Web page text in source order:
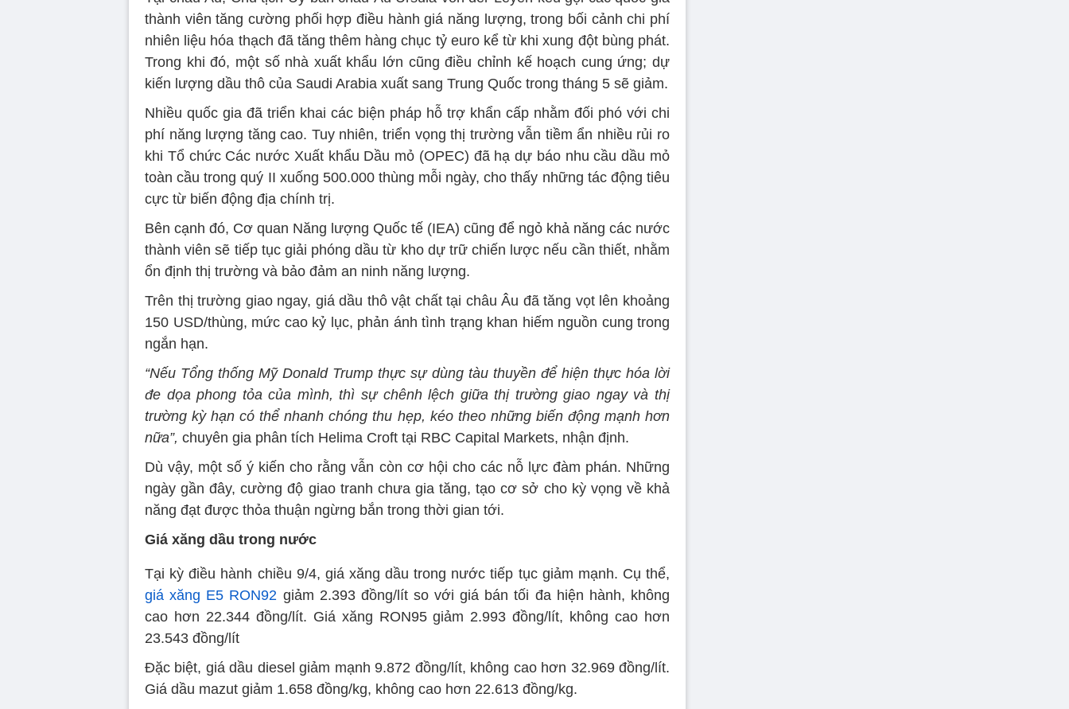
thành viên tăng cường phối hợp điều hành giá năng lượng, trong bối cảnh chi phí
nhiên liệu hóa thạch đã tăng thêm hàng chục tỷ euro kể từ khi xung đột bùng phát.
Trong khi đó, một số nhà xuất khẩu lớn cũng điều chỉnh kế hoạch cung ứng; dự
kiến lượng dầu thô của Saudi Arabia xuất sang Trung Quốc trong tháng 5 sẽ giảm.
Nhiều quốc gia đã triển khai các biện pháp hỗ trợ khẩn cấp nhằm đối phó với chi
phí năng lượng tăng cao. Tuy nhiên, triển vọng thị trường vẫn tiềm ẩn nhiều rủi ro
khi Tổ chức Các nước Xuất khẩu Dầu mỏ (OPEC) đã hạ dự báo nhu cầu dầu mỏ
toàn cầu trong quý II xuống 500.000 thùng mỗi ngày, cho thấy những tác động tiêu
cực từ biến động địa chính trị.
Bên cạnh đó, Cơ quan Năng lượng Quốc tế (IEA) cũng để ngỏ khả năng các nước
thành viên sẽ tiếp tục giải phóng dầu từ kho dự trữ chiến lược nếu cần thiết, nhằm
ổn định thị trường và bảo đảm an ninh năng lượng.
Trên thị trường giao ngay, giá dầu thô vật chất tại châu Âu đã tăng vọt lên khoảng
150 USD/thùng, mức cao kỷ lục, phản ánh tình trạng khan hiếm nguồn cung trong
ngắn hạn.
“Nếu Tổng thống Mỹ Donald Trump thực sự dùng tàu thuyền để hiện thực hóa lời
đe dọa phong tỏa của mình, thì sự chênh lệch giữa thị trường giao ngay và thị
trường kỳ hạn có thể nhanh chóng thu hẹp, kéo theo những biến động mạnh hơn
nữa”, chuyên gia phân tích Helima Croft tại RBC Capital Markets, nhận định.
Dù vậy, một số ý kiến cho rằng vẫn còn cơ hội cho các nỗ lực đàm phán. Những
ngày gần đây, cường độ giao tranh chưa gia tăng, tạo cơ sở cho kỳ vọng về khả
năng đạt được thỏa thuận ngừng bắn trong thời gian tới.
Giá xăng dầu trong nước
Tại kỳ điều hành chiều 9/4, giá xăng dầu trong nước tiếp tục giảm mạnh. Cụ thể,
giá xăng E5 RON92 giảm 2.393 đồng/lít so với giá bán tối đa hiện hành, không
cao hơn 22.344 đồng/lít. Giá xăng RON95 giảm 2.993 đồng/lít, không cao hơn
23.543 đồng/lít
Đặc biệt, giá dầu diesel giảm mạnh 9.872 đồng/lít, không cao hơn 32.969 đồng/lít.
Giá dầu mazut giảm 1.658 đồng/kg, không cao hơn 22.613 đồng/kg.